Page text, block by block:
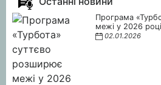
Програма
межі у 2026
02.01.2026